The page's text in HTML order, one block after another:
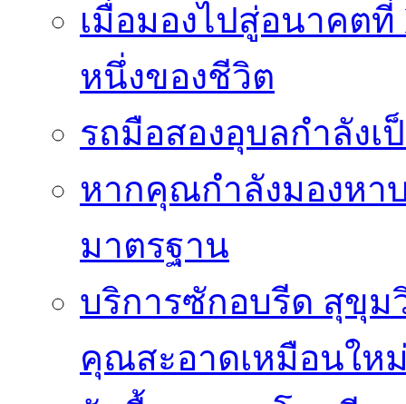
เมื่อมองไปสู่อนาคตที่
หนึ่งของชีวิต
รถมือสองอุบลกำลัง
หากคุณกำลังมองหา
มาตรฐาน
บริการซักอบรีด สุขุ
คุณสะอาดเหมือนให